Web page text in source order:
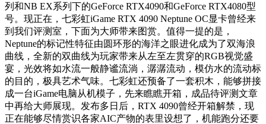
列和NB EX系列下的GeForce RTX4090和GeForce RTX4080型
号。现正在，七彩虹iGame RTX 4090 Neptune OC显卡曾经来
到我们评测室，下面为大师带来图赏。值得一提的是，
Neptune的标记性特征由圆环形的海洋之眼进化成为了双海浪
曲线，全新的双曲线为玩家带来从左至左贯穿的RGB视觉盛
宴，光效将如水流一般静谧流淌，潺潺流动，模仿水的流动标
的目的，极具艺术气味。七彩虹还预备了一套积木，能够拼接
成一台iGame电脑从机模子，先来瞧瞧开箱，成品待评测文章
中再给大师展现。发布多日后，RTX 4090曾经开箱解禁，现
正在能够尽情赏识各家AIC产物的表里设想了，机能跑分还要